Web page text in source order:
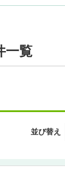
一覧
並び替え